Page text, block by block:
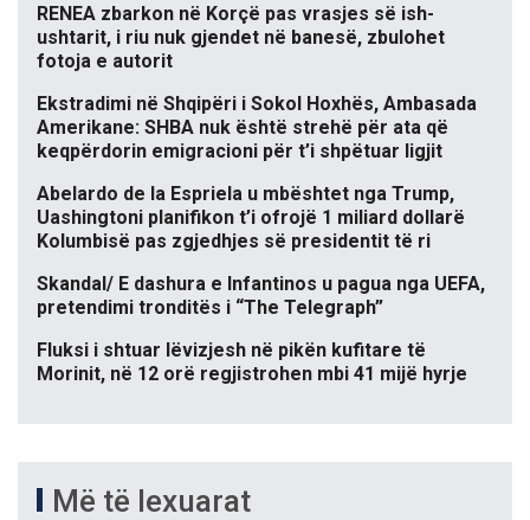
RENEA zbarkon në Korçë pas vrasjes së ish-
ushtarit, i riu nuk gjendet në banesë, zbulohet
fotoja e autorit
Ekstradimi në Shqipëri i Sokol Hoxhës, Ambasada
Amerikane: SHBA nuk është strehë për ata që
keqpërdorin emigracioni për t’i shpëtuar ligjit
Abelardo de la Espriela u mbështet nga Trump,
Uashingtoni planifikon t’i ofrojë 1 miliard dollarë
Kolumbisë pas zgjedhjes së presidentit të ri
Skandal/ E dashura e Infantinos u pagua nga UEFA,
pretendimi tronditës i “The Telegraph”
Fluksi i shtuar lëvizjesh në pikën kufitare të
Morinit, në 12 orë regjistrohen mbi 41 mijë hyrje
Më të lexuarat